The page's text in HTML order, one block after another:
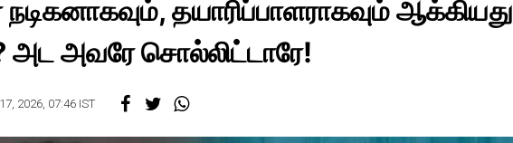
தயாரிப்பாளராகவும் ஆக்கியது
அவரே சொல்லிட்டாரே!
2026, 07:46 IST